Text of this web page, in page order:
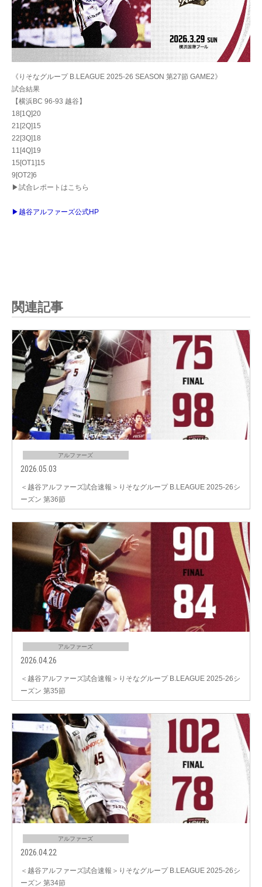
《りそなグループ B.LEAGUE 2025-26 SEASON 第27節 GAME2》
試合結果
【横浜BC 96-93 越谷】
18[1Q]20
21[2Q]15
22[3Q]18
11[4Q]19
15[OT1]15
9[OT2]6
▶試合レポートはこちら
▶越谷アルファーズ公式HP
関連記事
アルファーズ
2026.05.03
＜越谷アルファーズ試合速報＞りそなグループ B.LEAGUE 2025-26シ
ーズン 第36節
アルファーズ
2026.04.26
＜越谷アルファーズ試合速報＞りそなグループ B.LEAGUE 2025-26シ
ーズン 第35節
アルファーズ
2026.04.22
＜越谷アルファーズ試合速報＞りそなグループ B.LEAGUE 2025-26シ
ーズン 第34節